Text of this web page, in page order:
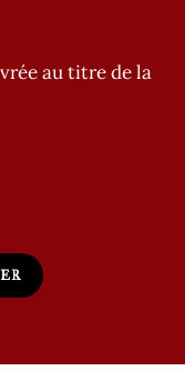
au titre de la